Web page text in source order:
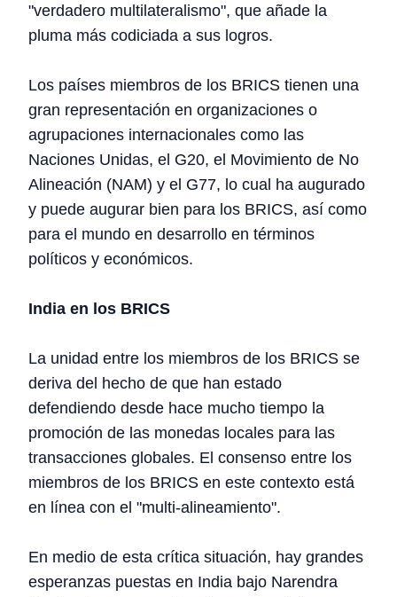
"verdadero multilateralismo", que añade la
pluma más codiciada a sus logros.
Los países miembros de los BRICS tienen una
gran representación en organizaciones o
agrupaciones internacionales como las
Naciones Unidas, el G20, el Movimiento de No
Alineación (NAM) y el G77, lo cual ha augurado
y puede augurar bien para los BRICS, así como
para el mundo en desarrollo en términos
políticos y económicos.
India en los BRICS
La unidad entre los miembros de los BRICS se
deriva del hecho de que han estado
defendiendo desde hace mucho tiempo la
promoción de las monedas locales para las
transacciones globales. El consenso entre los
miembros de los BRICS en este contexto está
en línea con el "multi-alineamiento".
En medio de esta crítica situación, hay grandes
esperanzas puestas en India bajo Narendra